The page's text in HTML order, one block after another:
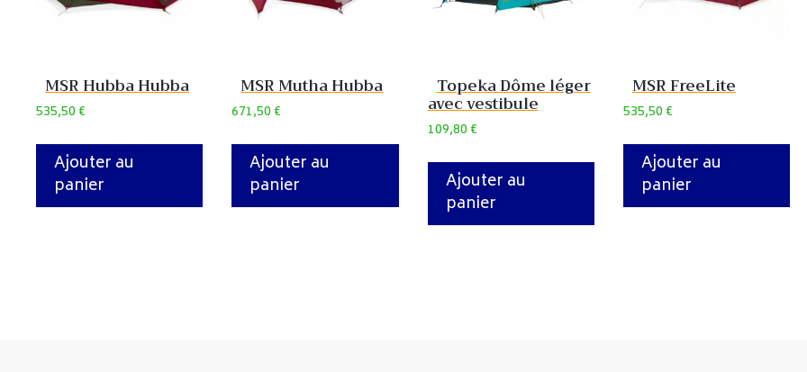
MSR Hubba Hubba
535,50€
Ajouter au
panier
MSR Mutha Hubba
671,50€
Ajouter au
panier
Topeka Dôme léger
avec vestibule
109,80€
Ajouter au
panier
MSR FreeLite
535,50€
Ajouter au
panier